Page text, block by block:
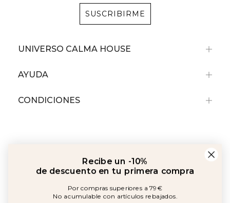
SUSCRIBIRME
UNIVERSO CALMA HOUSE
AYUDA
CONDICIONES
Amb el suport de:
Por compras superiores a 79€
No acumulable con artículos rebajados.